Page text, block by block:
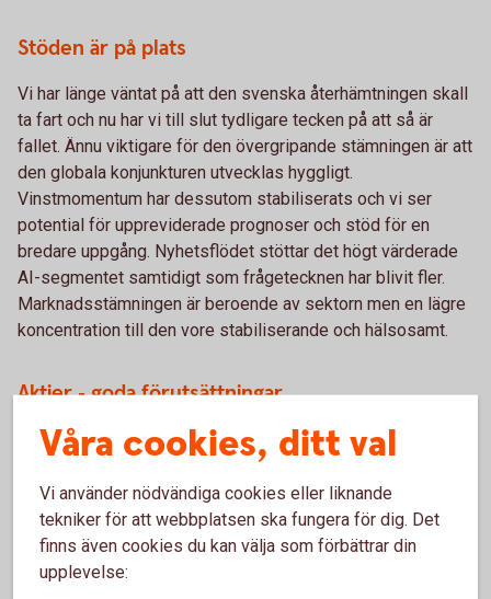
Stöden är på plats
Vi har länge väntat på att den svenska återhämtningen skall
ta fart och nu har vi till slut tydligare tecken på att så är
fallet. Ännu viktigare för den övergripande stämningen är att
den globala konjunkturen utvecklas hyggligt.
Vinstmomentum har dessutom stabiliserats och vi ser
potential för uppreviderade prognoser och stöd för en
bredare uppgång. Nyhetsflödet stöttar det högt värderade
AI-segmentet samtidigt som frågetecknen har blivit fler.
Marknadsstämningen är beroende av sektorn men en lägre
koncentration till den vore stabiliserande och hälsosamt.
Aktier - goda förutsättningar
Vi vidhåller vår tydliga övervikt i aktier då vi fortsatt ser att
medvinden är starkare än motvinden.
Börsåret får summeras som annorlunda och svårt att
förutse. Den amerikanska administrationens agerande har
tillsammans med AI och valutautveckling varit i ständigt
fokus. Trots det snabba och osäkra nyhetsflödet samt
Våra cookies, ditt val
Vi använder nödvändiga cookies eller liknande
tekniker för att webbplatsen ska fungera för dig. Det
finns även cookies du kan välja som förbättrar din
upplevelse: